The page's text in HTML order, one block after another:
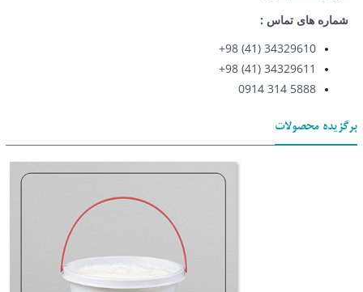
شماره های تماس :
34329610 (41) 98+
34329611 (41) 98+
5888 314 0914
برگزیده محصولات